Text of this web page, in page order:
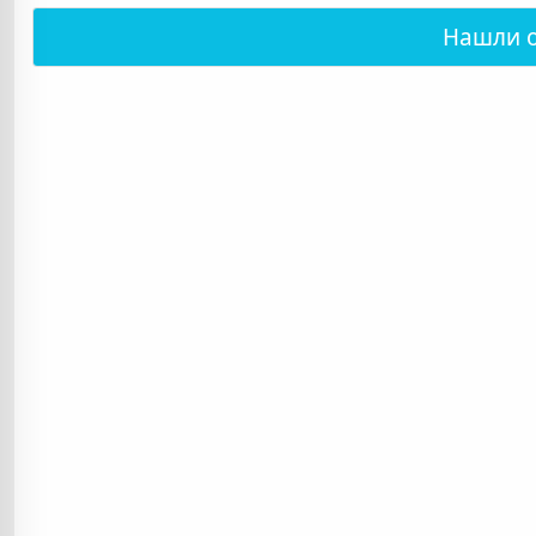
Нашли